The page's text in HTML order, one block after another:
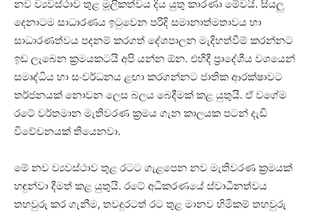
නව ව්‍යවස්ථාව තුළ මූලිකත්වය දිය යුතු කාරණා මේවයි. සියලු
දෙනාටම සාධාරණය ඉටුවෙන පරිදි සමානාත්මතාවය හා
සාධාරණත්වය පදනම් කරගත් දේශපාලන මැදිහත්වීම් කරන්නට
ඉඩ ලැබෙන ක්‍රමයකටයි අපි යන්න ඕන. එහිදී ප්‍රාදේශීය වශයෙන්
සමෘද්ධිය හා සංවර්ධනය ළඟා කරගන්නට ජාතික ආරක්ෂාවට
තර්ජනයක් නොවන ලෙස බලය බෙදීමක් කළ යුතුයි. ඒ වගේම
රටේ වර්තමාන මැතිවරණ ක්‍රමය ගැන කාලයක පටන් දැඩි
විවේචනයක් තියෙනවා.
මේ නව ව්‍යවස්ථාව තුළ රටට ගැළපෙන නව මැතිවරණ ක්‍රමයක්
හඳුන්වා දීමත් කළ යුතුයි. රටේ අධිකරණයේ ස්වාධීනත්වය
තහවුරු කර ගැනීම, තවදුරටත් රට තුළ මානව හිමිකම් තහවුරු